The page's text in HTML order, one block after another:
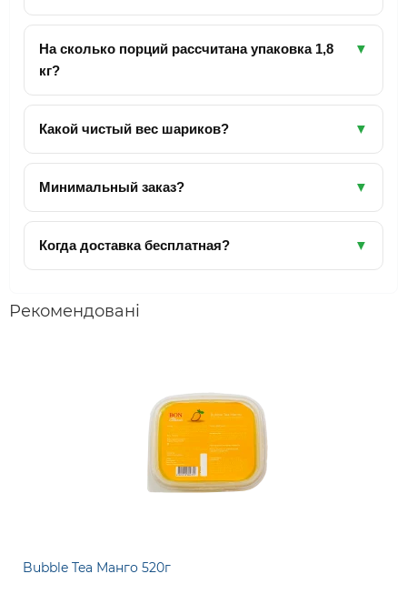
Оптимальная порция 50–70 г (≈ 1.5–2 столовые
ложки).
На сколько порций рассчитана упаковка 1,8
кг?
▼
Примерно 30–40 порций.
Какой чистый вес шариков? ▼
≈1250 г шариков + 550 г сиропа.
Минимальный заказ? ▼
500 грн самовывоз / 1000 грн доставка.
Когда доставка бесплатная? ▼
Рекомендовані
Bubble Tea Манго 520г